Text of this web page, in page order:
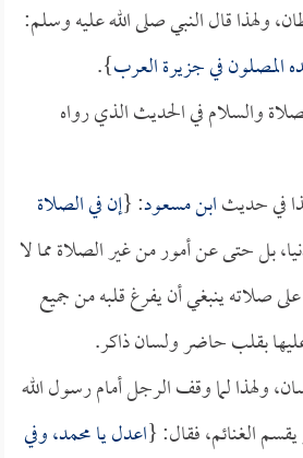
ولهذا قال النبي صلى الله عليه وسلم:
المصلون فيجزيرة العرب}.
والسلام في الحديث الذي رواه
في حديثابن مسعود: {إن في الصلاة
بل حتى عن أمور من غير الصلاة مما لا
على صلاته ينبغي أن يفرغ قلبه من جميع
بقلب حاضر ولسان ذاكر.
ولهذا لما وقف الرجل أمام رسول الله
الغنائم، فقال: {اعدل يا محمد، وفي